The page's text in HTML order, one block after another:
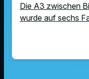
Die A3 zwischen
wurde auf sechs